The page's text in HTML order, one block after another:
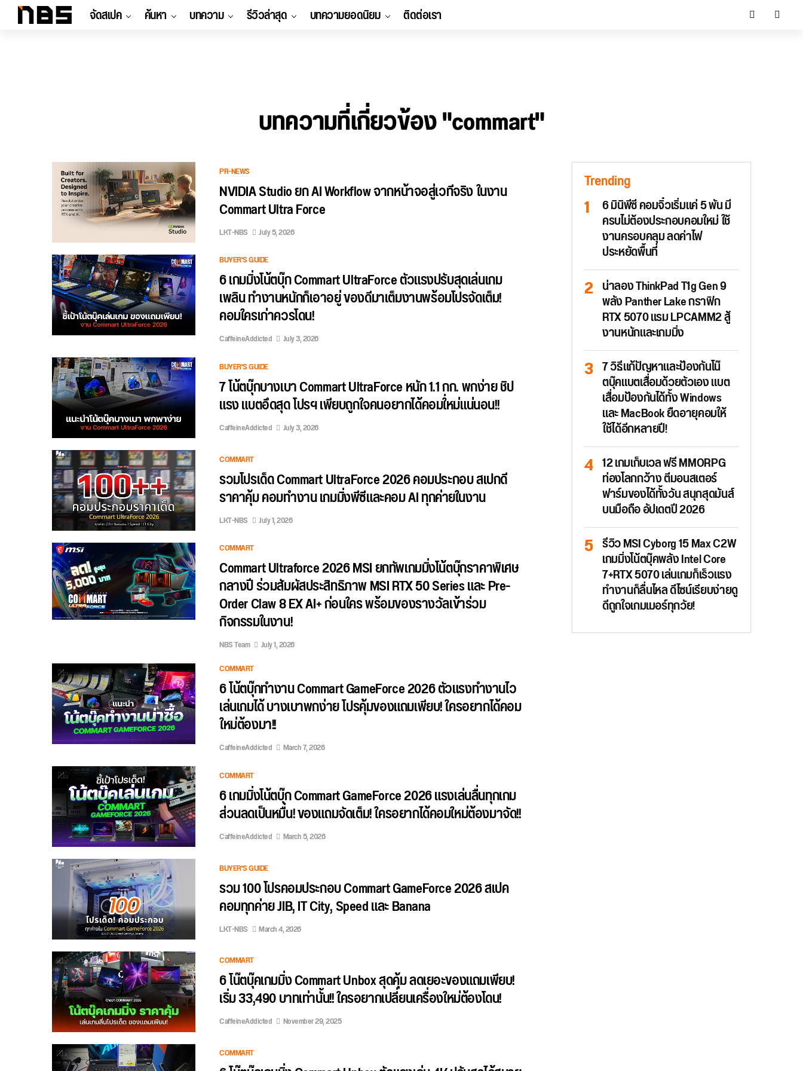
จัดสเปค ค้นหา บทความ รีวิวล่าสุด บทความยอดนิยม ติดต่อเรา
บทความที่เกี่ยวข้อง "commart"
PR-NEWS
NVIDIA Studio ยก AI Workflow จากหน้าจอสู่เวทีจริง ในงาน
Commart Ultra Force
LKT-NBS
July 5, 2026
BUYER'S GUIDE
6 เกมมิ่งโน้ตบุ๊ก Commart UltraForce ตัวแรงปรับสุดเล่นเกม
เพลิน ทำงานหนักก็เอาอยู่ ของดีมาเต็มงานพร้อมโปรจัดเต็ม!
คอมใครเก่าควรโดน!
CaffeineAddicted
July 3, 2026
BUYER'S GUIDE
7 โน้ตบุ๊กบางเบา Commart UltraForce หนัก 1.1 กก. พกง่าย ชิป
แรง แบตอึดสุด โปรฯ เพียบถูกใจคนอยากได้คอมใ่หม่แน่นอน!!
CaffeineAddicted July 3, 2026
COMMART
รวมโปรเด็ด Commart UltraForce 2026 คอมประกอบ สเปกดี
ราคาคุ้ม คอมทำงาน เกมมิ่งพีซีและคอม AI ทุกค่ายในงาน
LKT-NBS
July 1, 2026
COMMART
Commart Ultraforce 2026 MSI ยกทัพเกมมิ่งโน้ตบุ๊กราคาพิเศษ
กลางปี ร่วมสัมผัสประสิทธิภาพ MSI RTX 50 Series และ Pre-
Order Claw 8 EX AI+ ก่อนใคร พร้อมของรางวัลเข้าร่วม
กิจกรรมในงาน!
NBS Team
July 1, 2026
COMMART
6 โน้ตบุ๊กทำงาน Commart GameForce 2026 ตัวแรงทำงานไว
เล่นเกมได้ บางเบาพกง่าย โปรคุ้มของแถมเพียบ! ใครอยากได้คอม
ใหม่ต้องมา!!
CaffeineAddicted
March 7, 2026
COMMART
6 เกมมิ่งโน้ตบุ๊ก Commart GameForce 2026 แรงเล่นลื่นทุกเกม
ส่วนลดเป็นหมื่น! ของแถมจัดเต็ม! ใครอยากได้คอมใหม่ต้องมาจัด!!
CaffeineAddicted March 5, 2026
BUYER'S GUIDE
รวม 100 โปรคอมประกอบ Commart GameForce 2026 สเปค
คอมทุกค่าย JIB, IT City, Speed และ Banana
LKT-NBS March 4, 2026
COMMART
6 โน๊ตบุ๊คเกมมิ่ง Commart Unbox สุดคุ้ม ลดเยอะของแถมเพียบ!
เริ่ม 33,490 บาทเท่านั้น!! ใครอยากเปลี่ยนเครื่องใหม่ต้องโดน!
CaffeineAddicted November 29, 2025
COMMART
Trending
6 มินิพีซี คอมจิ๋วเริ่มแค่ 5 พัน มี
ครบไม่ต้องประกอบคอมใหม่ ใช้
งานครอบคลุม ลดค่าไฟ
ประหยัดพื้นที่
น่าลอง ThinkPad T1g Gen 9
พลัง Panther Lake กราฟิก
RTX 5070 แรม LPCAMM2 สู้
งานหนักและเกมมิ่ง
7 วิธีแก้ปัญหาและป้องกันโน๊
ตบุ๊คแบตเสื่อมด้วยตัวเอง แบต
เสื่อมป้องกันได้ทั้ง Windows
และ MacBook ยืดอายุคอมให้
ใช้ได้อีกหลายปี!
12 เกมเก็บเวล ฟรี MMORPG
ท่องโลกกว้าง ตีมอนสเตอร์
ฟาร์มของได้ทั้งวัน สนุกสุดมันส์
บนมือถือ อัปเดตปี 2026
รีวิว MSI Cyborg 15 Max C2W
เกมมิ่งโน้ตบุ๊คพลัง Intel Core
7+RTX 5070 เล่นเกมก็เร็วแรง
ทำงานก็ลื่นไหล ดีไซน์เรียบง่ายดู
ดีถูกใจเกมเมอร์ทุกวัย!